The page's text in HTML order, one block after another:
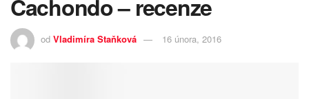
Cachondo – recenze
od Vladimíra Staňková 16 února, 2016